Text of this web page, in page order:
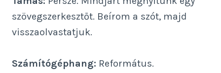
szövegszerkesztőt. Beírom a szót, majd
visszaolvastatjuk.
Számítógéphang: Református.